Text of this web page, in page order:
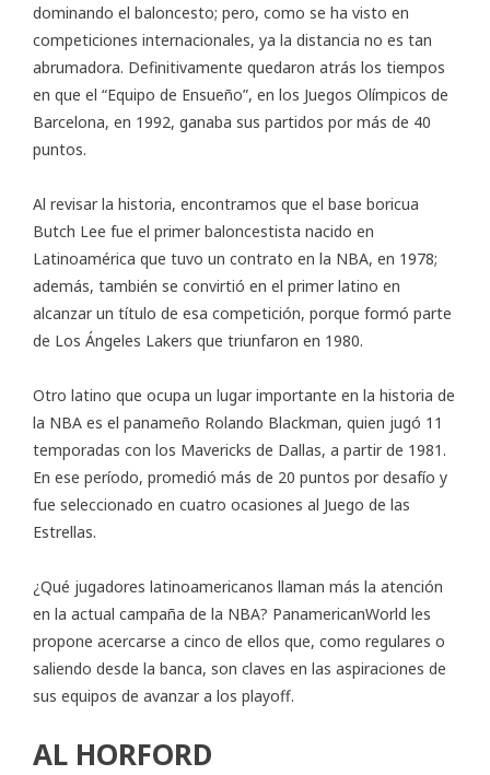
dominando el baloncesto; pero, como se ha visto en
competiciones internacionales, ya la distancia no es tan
abrumadora. Definitivamente quedaron atrás los tiempos
en que el “Equipo de Ensueño”, en los Juegos Olímpicos de
Barcelona, en 1992, ganaba sus partidos por más de 40
puntos.
Al revisar la historia, encontramos que el base boricua
Butch Lee fue el primer baloncestista nacido en
Latinoamérica que tuvo un contrato en la NBA, en 1978;
además, también se convirtió en el primer latino en
alcanzar un título de esa competición, porque formó parte
de Los Ángeles Lakers que triunfaron en 1980.
Otro latino que ocupa un lugar importante en la historia de
la NBA es el panameño Rolando Blackman, quien jugó 11
temporadas con los Mavericks de Dallas, a partir de 1981.
En ese período, promedió más de 20 puntos por desafío y
fue seleccionado en cuatro ocasiones al Juego de las
Estrellas.
¿Qué jugadores latinoamericanos llaman más la atención
en la actual campaña de la NBA? PanamericanWorld les
propone acercarse a cinco de ellos que, como regulares o
saliendo desde la banca, son claves en las aspiraciones de
sus equipos de avanzar a los playoff.
AL HORFORD